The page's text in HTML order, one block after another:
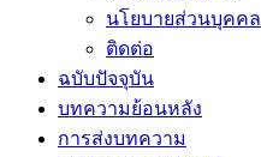
นโยบายส่วนบุคคล
ติดต่อ
ฉบับปัจจุบัน
บทความย้อนหลัง
การส่งบทความ